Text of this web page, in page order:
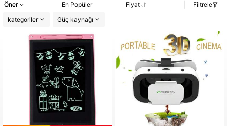
Öner En Popüler Fiyat
Filtrele
kategoriler
Güç kaynağı